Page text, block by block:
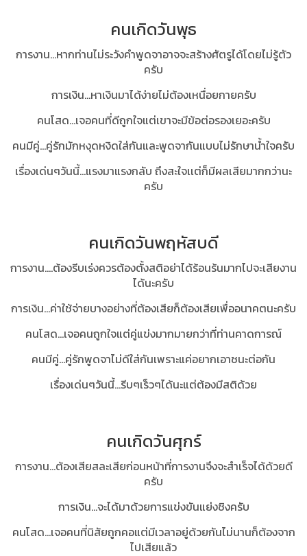
คนเกิดวันพุธ
การงาน...หากท่านไม่ระวังคำพูดจาอาจจะสร้างศัตรูได้โดยไม่รู้ตัว
ครับ
การเงิน...หาเงินมาได้ง่ายไม่ต้องเหนื่อยกายครับ
คนโสด...เจอคนที่ดีถูกใจแต่เขาจะมีข้อต่อรองเยอะครับ
คนมีคู่...คู่รักมักหงุดหงิดใส่กันและพูดจากันแบบไม่รักษาน้ำใจครับ
เรื่องเด่นๆวันนี้...แรงมาแรงกลับ ถึงสะใจเเต่ก็มีผลเสียมากกว่านะ
ครับ
คนเกิดวันพฤหัสบดี
การงาน....ต้องรีบเร่งควรต้องตั้งสติอย่าได้ร้อนร้นมากไปจะเสียงาน
ได้นะครับ
การเงิน...ค่าใช้จ่ายบางอย่างที่ต้องเสียก็ต้องเสียเพื่ออนาคตนะครับ
คนโสด...เจอคนถูกใจแต่คู่แข่งมากมายกว่าที่ท่านคาดการณ์
คนมีคู่...คู่รักพูดจาไม่ดีใส่กันเพราะแค่อยากเอาชนะต่อกัน
เรื่องเด่นๆวันนี้...รีบๆเร็วๆได้นะแต่ต้องมีสติด้วย
คนเกิดวันศุกร์
การงาน...ต้องเสียสละเสียก่อนหน้าที่การงานจึงจะสำเร็จได้ด้วยดี
ครับ
การเงิน...จะได้มาด้วยการแข่งขันแย่งชิงครับ
คนโสด...เจอคนที่นิสัยถูกคอแต่มีเวลาอยู่ด้วยกันไม่นานก็ต้องจาก
ไปเสียแล้ว